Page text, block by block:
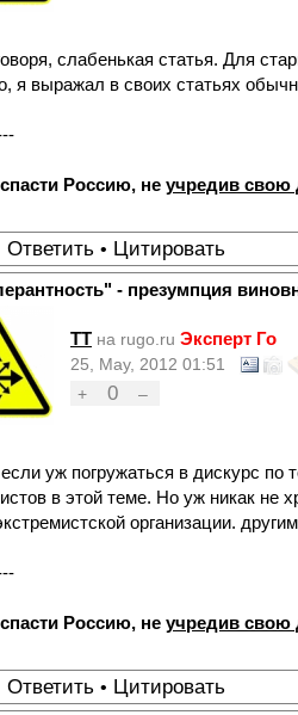
слабенькая статья. Для
я выражал в своих статьях
Россию, не учредив свою
Ответить • Цитировать
- презумпция
TT на rugo.ru Эксперт Го
25, May, 2012 01:51
+
0 –
уж погружаться в дискурс по
в этой теме. Но уж никак не
организации.
Россию, не учредив свою
Ответить • Цитировать